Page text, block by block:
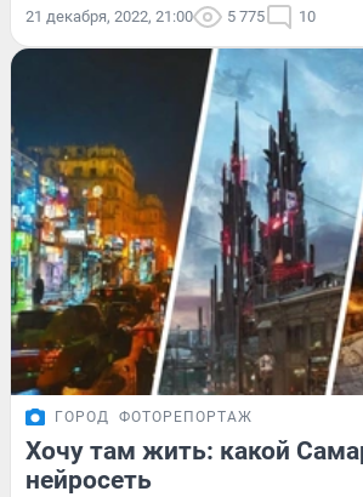
21 декабря, 2022, 21:00 5 775 10
ГОРОД ФОТОРЕПОРТАЖ
Хочу там жить: какой
нейросеть